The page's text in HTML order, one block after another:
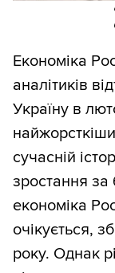
Економіка
аналітиків
Україну в
сучасній
зростання за
економіка
очікується,
року. Однак